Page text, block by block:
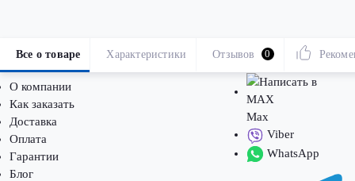
О компании
Как заказать
Доставка
Оплата
Гарантии
Блог
Max
Viber
WhatsApp
Все о товаре Характеристики Отзывов 0